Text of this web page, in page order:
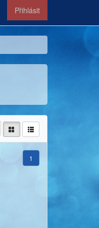
Přihlásit
1